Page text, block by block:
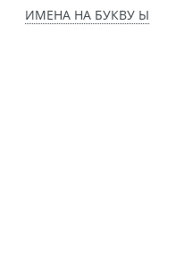
ИМЕНА НА БУКВУ Ы